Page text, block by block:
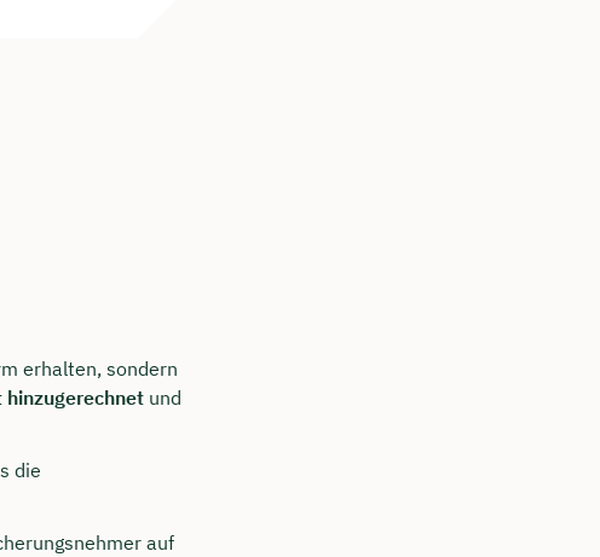
erhalten, sondern
und
die
auf